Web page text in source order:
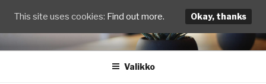
sisältöönTEST
Valikko
This site uses cookies: Find out more. Okay, thanks